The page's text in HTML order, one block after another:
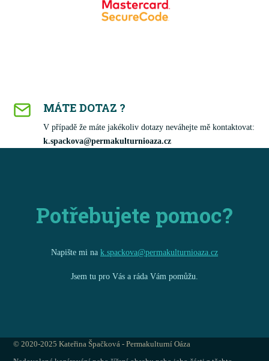
MÁTE DOTAZ ?
V případě že máte jakékoliv dotazy neváhejte mě kontaktovat:
k.spackova@permakulturnioaza.cz
Potřebujete pomoc?
Napište mi na k.spackova@permakulturnioaza.cz
Jsem tu pro Vás a ráda Vám pomůžu.
© 2020-2025 Kateřina Špačková - Permakulturní Oáza